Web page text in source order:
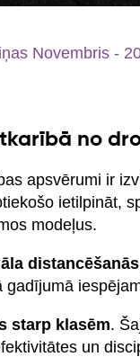
Novembris -
no
apsvērumi ir
ietilpināt,
modeļus.
distancēšanās
starp klasēm.
un